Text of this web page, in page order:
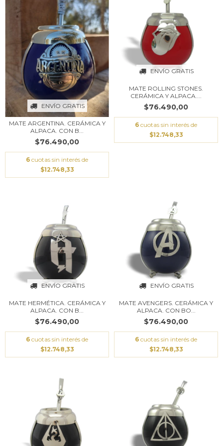
ENVÍO GRATIS
MATE ARGENTINA. CERÁMICA Y
ALPACA. CON B...
$76.490,00
6 cuotas sin interés de
$12.748,33
ENVÍO GRATIS
MATE ROLLING STONES.
CERÁMICA Y ALPACA....
$76.490,00
6 cuotas sin interés de
$12.748,33
ENVÍO GRATIS
MATE HERMÉTICA. CERÁMICA Y
ALPACA. CON B...
$76.490,00
6 cuotas sin interés de
$12.748,33
ENVÍO GRATIS
MATE AVENGERS. CERÁMICA Y
ALPACA. CON BO...
$76.490,00
6 cuotas sin interés de
$12.748,33